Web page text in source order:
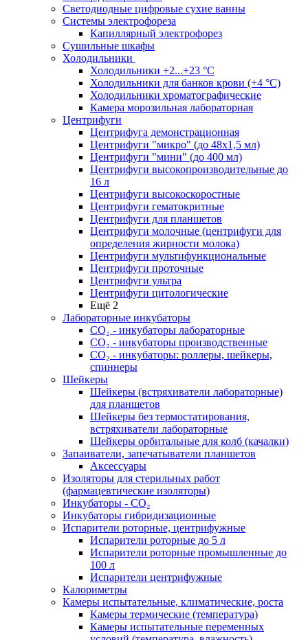
Светодиодные цифровые сухие ванны
Системы электрофореза
Капиллярный электрофорез
Сушильные шкафы
Холодильники
Холодильники +2...+23 °С
Холодильники для банков крови (+4 °С)
Холодильники хроматографические
Камера морозильная лабораторная
Центрифуги
Центрифуга демонстрационная
Центрифуги "микро" (до 48x1,5 мл)
Центрифуги "мини" (до 400 мл)
Центрифуги высокопроизводительные до
16 л
Центрифуги высокоскоростные
Центрифуги гематокритные
Центрифуги для планшетов
Центрифуги молочные (центрифуги для
определения жирности молока)
Центрифуги мультифункциональные
Центрифуги проточные
Центрифуги ультра
Центрифуги цитологические
Ещё 2
Лабораторные инкубаторы
СО₂ - инкубаторы лабораторные
СО₂ - инкубаторы производственные
СО₂ - инкубаторы: роллеры, шейкеры,
спиннеры
Шейкеры
Шейкеры (встряхиватели лабораторные)
для планшетов
Шейкеры без термостатирования,
встряхиватели лабораторные
Шейкеры орбитальные для колб (качалки)
Запаиватели, запечатыватели планшетов
Аксессуары
Изоляторы для стерильных работ
(фармацевтические изоляторы)
Инкубаторы - CO₂
Инкубаторы гибридизационные
Испарители роторные, центрифужные
Испарители роторные до 5 л
Испарители роторные промышленные до
100 л
Испарители центрифужные
Калориметры
Камеры испытательные, климатические, роста
Камеры термические (температура)
Камеры испытательные переменных